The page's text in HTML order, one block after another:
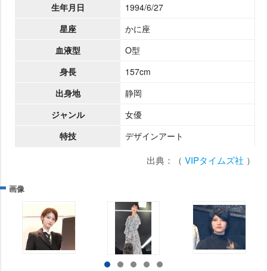
生年月日
1994/6/27
星座
かに座
血液型
O型
身長
157cm
出身地
静岡
ジャンル
女優
特技
デザインアート
出典：（ VIPタイムズ社 ）
画像